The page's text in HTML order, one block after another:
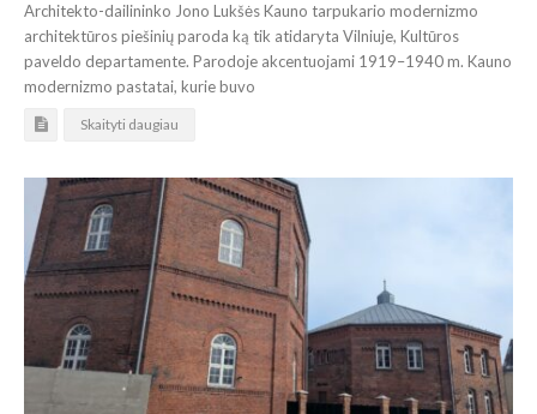
Architekto-dailininko Jono Lukšės Kauno tarpukario modernizmo
architektūros piešinių paroda ką tik atidaryta Vilniuje, Kultūros
paveldo departamente. Parodoje akcentuojami 1919–1940 m. Kauno
modernizmo pastatai, kurie buvo
Skaityti daugiau